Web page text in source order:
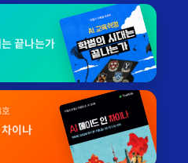
끝나는가
이나